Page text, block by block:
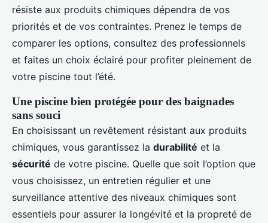
résiste aux produits chimiques dépendra de vos
priorités et de vos contraintes. Prenez le temps de
comparer les options, consultez des professionnels
et faites un choix éclairé pour profiter pleinement de
votre piscine tout l’été.
Une piscine bien protégée pour des baignades
sans souci
En choisissant un revêtement résistant aux produits
chimiques, vous garantissez la durabilité et la
sécurité de votre piscine. Quelle que soit l’option que
vous choisissez, un entretien régulier et une
surveillance attentive des niveaux chimiques sont
essentiels pour assurer la longévité et la propreté de